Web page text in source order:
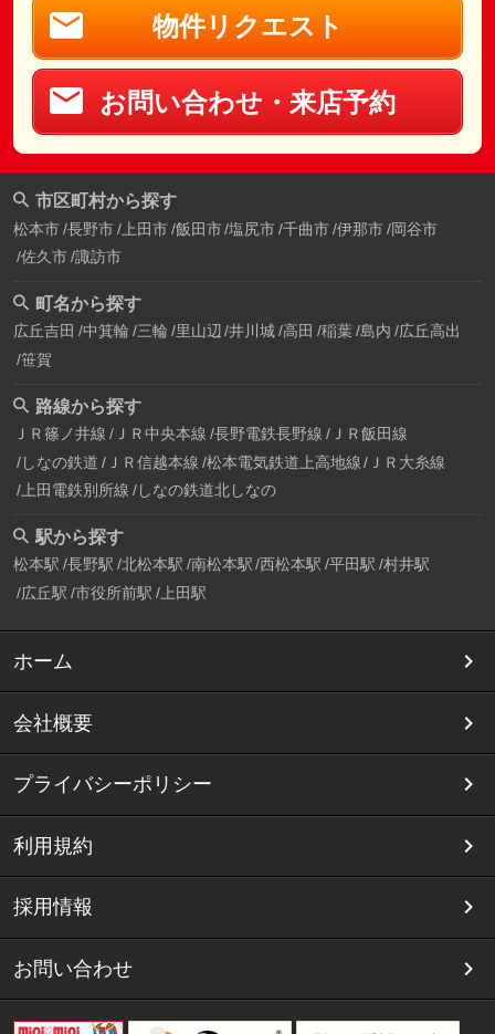
物件リクエスト
お問い合わせ・来店予約
市区町村から探す
松本市 長野市 上田市 飯田市 塩尻市 千曲市 伊那市 岡谷市
佐久市 諏訪市
町名から探す
広丘吉田 中箕輪 三輪 里山辺 井川城 高田 稲葉 島内 広丘高出
笹賀
路線から探す
ＪＲ篠ノ井線 ＪＲ中央本線 長野電鉄長野線 ＪＲ飯田線
しなの鉄道 ＪＲ信越本線 松本電気鉄道上高地線
ＪＲ大糸線
上田電鉄別所線 しなの鉄道北しなの
駅から探す
松本駅 長野駅 北松本駅 南松本駅 西松本駅 平田駅 村井駅
広丘駅 市役所前駅 上田駅
ホーム
会社概要
プライバシーポリシー
利用規約
採用情報
お問い合わせ